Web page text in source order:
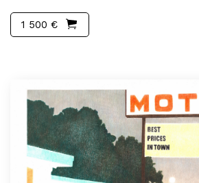
1 500 €